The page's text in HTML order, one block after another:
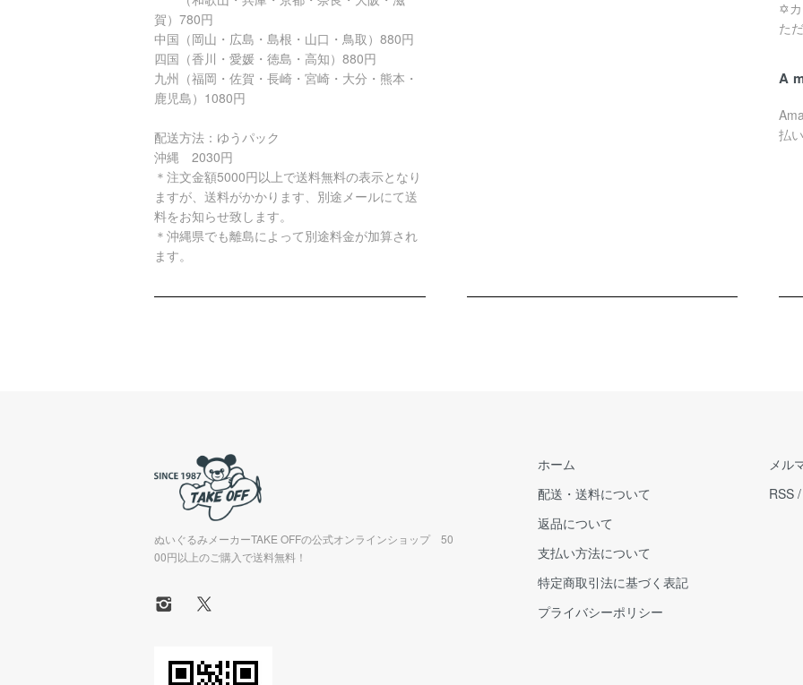
賀）780円
中国（岡山・広島・島根・山口・鳥取）880円
四国（香川・愛媛・徳島・高知）880円
九州（福岡・佐賀・長崎・宮崎・大分・熊本・
鹿児島）1080円
配送方法：ゆうパック
沖縄 2030円
＊注文金額5000円以上で送料無料の表示となり
ますが、送料がかかります、別途メールにて送
料をお知らせ致します。
＊沖縄県でも離島によって別途料金が加算され
ます。
✡カ
た
払
ぬいぐるみメーカーTAKE OFFの公式オンラインショップ 50
00円以上のご購入で送料無料！
ホーム
配送・送料について
返品について
支払い方法について
特定商取引法に基づく表記
プライバシーポリシー
メル
RSS /